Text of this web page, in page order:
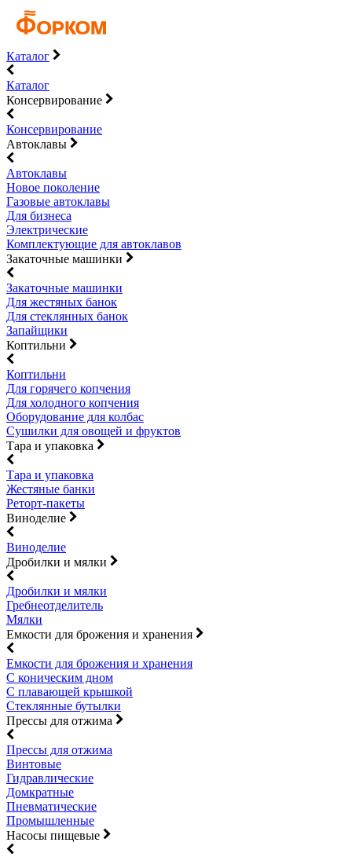
Каталог
Каталог
Консервирование
Консервирование
Автоклавы
Автоклавы
Новое поколение
Газовые автоклавы
Для бизнеса
Электрические
Комплектующие для автоклавов
Закаточные машинки
Закаточные машинки
Для жестяных банок
Для стеклянных банок
Запайщики
Коптильни
Коптильни
Для горячего копчения
Для холодного копчения
Оборудование для колбас
Сушилки для овощей и фруктов
Тара и упаковка
Тара и упаковка
Жестяные банки
Реторт-пакеты
Виноделие
Виноделие
Дробилки и мялки
Дробилки и мялки
Гребнеотделитель
Мялки
Емкости для брожения и хранения
Емкости для брожения и хранения
С коническим дном
С плавающей крышкой
Стеклянные бутылки
Прессы для отжима
Прессы для отжима
Винтовые
Гидравлические
Домкратные
Пневматические
Промышленные
Насосы пищевые